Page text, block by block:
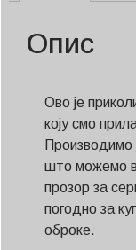
Опис
Ово је
коју смо
Производимо
што можемо
прозор за
погодно за
оброке.